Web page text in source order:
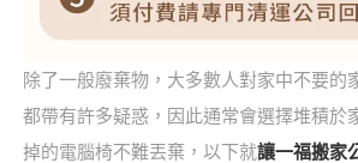
除了一般廢棄物，大多數人對家中不要的
都帶有許多疑惑，因此通常會選擇堆積於
掉的電腦椅不難丟棄，以下就讓一福搬家